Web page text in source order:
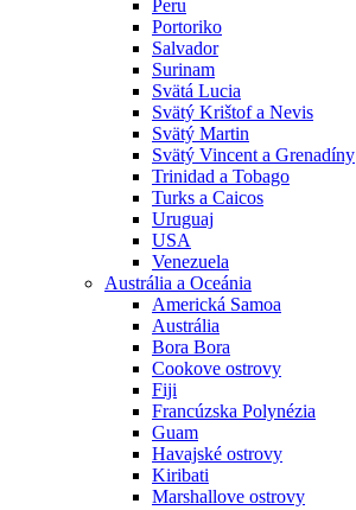
Peru
Portoriko
Salvador
Surinam
Svätá Lucia
Svätý Krištof a Nevis
Svätý Martin
Svätý Vincent a Grenadíny
Trinidad a Tobago
Turks a Caicos
Uruguaj
USA
Venezuela
Austrália a Oceánia
Americká Samoa
Austrália
Bora Bora
Cookove ostrovy
Fiji
Francúzska Polynézia
Guam
Havajské ostrovy
Kiribati
Marshallove ostrovy